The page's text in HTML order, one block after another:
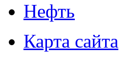
Нефть
Карта сайта